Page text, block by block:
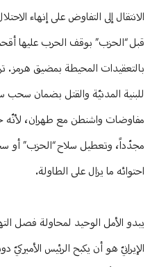
الانتقال إلى التفاوض على إنهاء
قبل “الحزب” بوقف الحرب عليها
بالتعقيدات المحيطة بمضيق هرمز.
للبنية المدنيّة والقتل بضمان سحب
مفاوضات واشنطن مع طهران،
مجدّداً، وتعطيل سلاح “الحزب” أو
احتوائه ما يزال على الطاولة.
يبدو الأمل الوحيد لمحاولة فصل
الإيرانيّ هو أن يكبح الرئيس الأميركيّ